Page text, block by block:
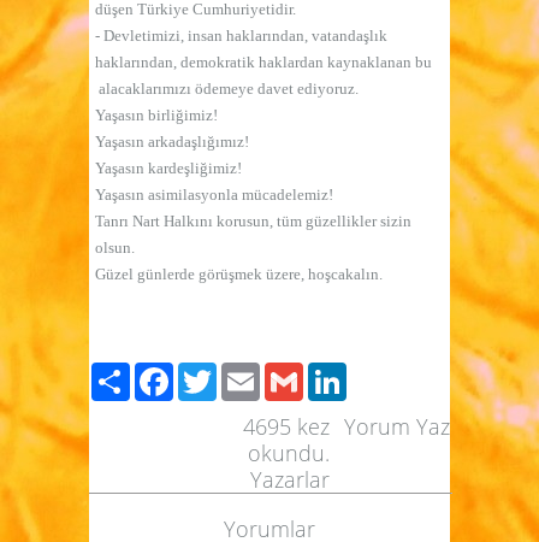
düşen Türkiye Cumhuriyetidir.
- Devletimizi, insan haklarından, vatandaşlık
haklarından, demokratik haklardan kaynaklanan bu
alacaklarımızı ödemeye davet ediyoruz.
Yaşasın birliğimiz!
Yaşasın arkadaşlığımız!
Yaşasın kardeşliğimiz!
Yaşasın asimilasyonla mücadelemiz!
Tanrı Nart Halkını korusun, tüm güzellikler sizin
olsun.
Güzel günlerde görüşmek üzere, hoşcakalın.
PaylaşFacebook
TwitterEmailGmail
Yorum Yaz
4695 kez
okundu.
Yazarlar
Yorumlar